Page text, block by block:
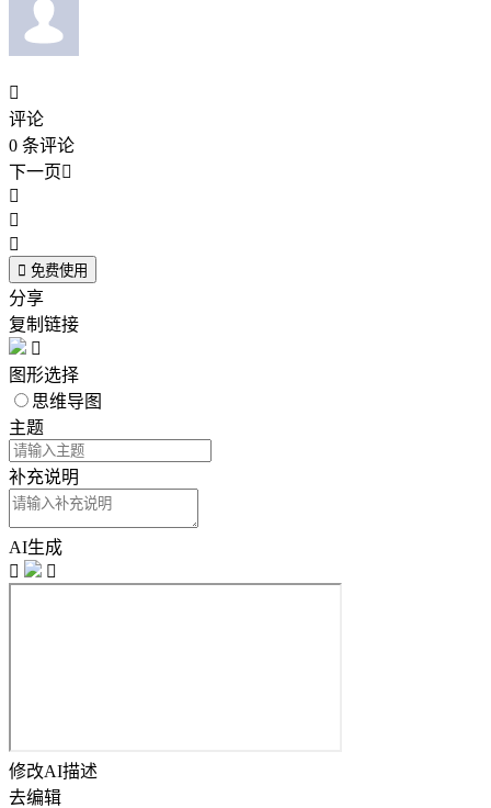

评论
0 条评论
下一页



 免费使用
分享
复制链接

图形选择
思维导图
主题
补充说明
AI生成


修改AI描述
去编辑